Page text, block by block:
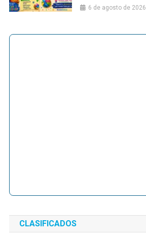
6 de agosto de 2026
CLASIFICADOS